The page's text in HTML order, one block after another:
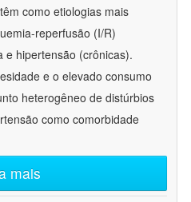
como etiologias mais
reperfusão (I/R)
e hipertensão (crônicas).
e o elevado consumo
heterogêneo de distúrbios
como comorbidade
mais